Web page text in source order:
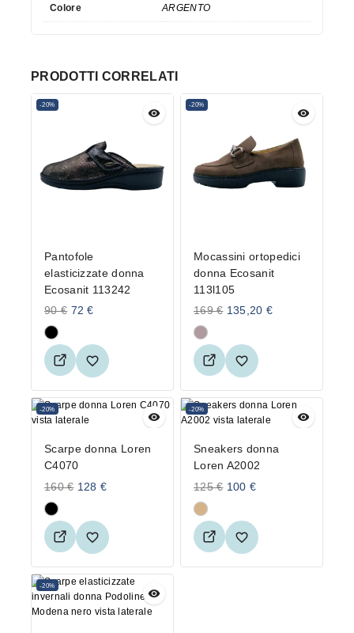
Colore ARGENTO
PRODOTTI CORRELATI
-20%
Pantofole
elasticizzate donna
Ecosanit 113242
90€ 72€
-20%
Mocassini ortopedici
donna Ecosanit
113l105
169€ 135,20 €
-20%
Scarpe donna Loren
C4070
160€ 128€
-20%
Sneakers donna
Loren A2002
125€ 100€
-20%